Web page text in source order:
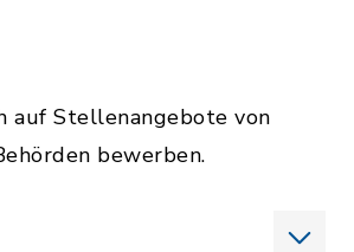
auf Stellenangebote von
bewerben.